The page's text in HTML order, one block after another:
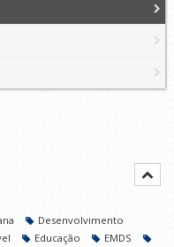
Desenvolvimento
Educação
EMDS